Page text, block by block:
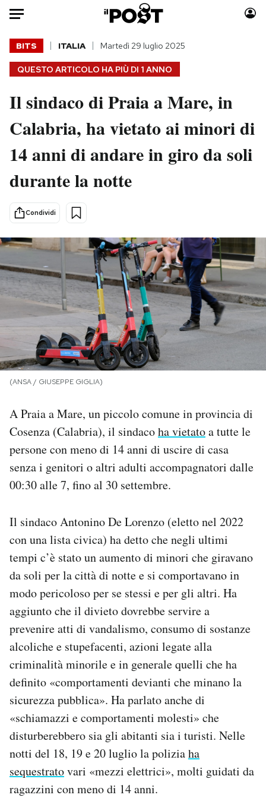
Auto
HOME
Italia
Politica
Tecnologia
Scienza
Cultura
Economia
Sport
Moda
Consumismi
Storie/Idee
Ok Boomer!
Mondiali calcio 2026
PODCAST
NEWSLETTER
I MIEI PREFERITI
SHOP
CALENDARIO
AREA PERSONALE
Newsletter
Notifiche mobile
Regala il Post
Hai bisogno di aiuto?
QUESTO ARTICOLO HA PIÙ DI 1 ANNO
BITS ITALIA Martedì 29 luglio 2025
Il sindaco di Praia a Mare, in
Calabria, ha vietato ai minori di
14 anni di andare in giro da soli
durante la notte
Condividi
(ANSA / GIUSEPPE GIGLIA)
A Praia a Mare, un piccolo comune in provincia di
Cosenza (Calabria), il sindacoha vietatoa tutte le
persone con meno di 14 anni di uscire di casa
senza i genitori o altri adulti accompagnatori dalle
00:30 alle 7, fino al 30 settembre.
Il sindaco Antonino De Lorenzo (eletto nel 2022
con una lista civica) ha detto che negli ultimi
tempi c’è stato un aumento di minori che giravano
da soli per la città di notte e si comportavano in
modo pericoloso per se stessi e per gli altri. Ha
aggiunto che il divieto dovrebbe servire a
prevenire atti di vandalismo, consumo di sostanze
alcoliche e stupefacenti, azioni legate alla
criminalità minorile e in generale quelli che ha
definito «comportamenti devianti che minano la
sicurezza pubblica». Ha parlato anche di
«schiamazzi e comportamenti molesti» che
disturberebbero sia gli abitanti sia i turisti. Nelle
notti del 18, 19 e 20 luglio la poliziaha
sequestratovari «mezzi elettrici», molti guidati da
ragazzini con meno di 14 anni.